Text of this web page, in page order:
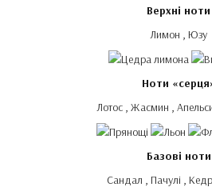
Верхні ноти
Лимон , Юзу
Ноти
Лотос , Жасмин ,
Базові ноти
Сандал , Пачулі ,